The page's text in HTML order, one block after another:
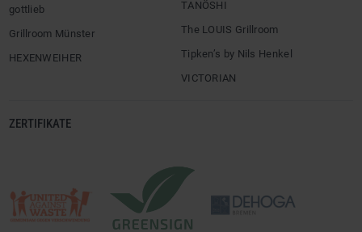
gottlieb
Grillroom Münster
HEXENWEIHER
TANÖSHI
The LOUIS Grillroom
Tipken’s by Nils Henkel
VICTORIAN
ZERTIFIKATE